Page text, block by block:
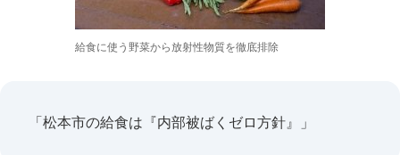
給食に使う野菜から放射性物質を徹底排除
「松本市の給食は『内部被ばくゼロ方針』」